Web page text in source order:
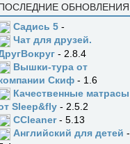
ОБНОВЛЕНИЯ
Садись 5 -
Чат для друзей.
- 2.8.4
Вышки-тура от
Скиф - 1.6
Качественные матрасы
Sleep&fly - 2.5.2
CCleaner- 5.13
Английский для детей -